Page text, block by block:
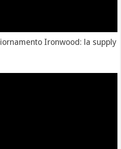
Ironwood: la supply